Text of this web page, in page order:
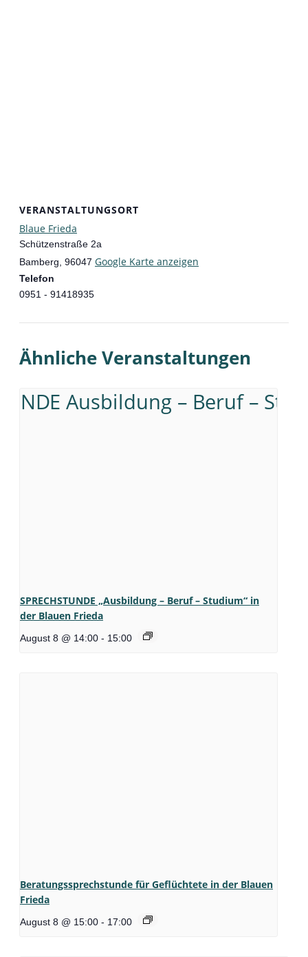
VERANSTALTUNGSORT
Blaue Frieda
Schützenstraße 2a
Bamberg 96047 Google Karte anzeigen
Telefon
0951 - 91418935
Ähnliche Veranstaltungen
SPRECHSTUNDE „Ausbildung – Beruf – Studium“ in
der Blauen Frieda
August 8 @ 14:00 - 15:00
Beratungssprechstunde für Geflüchtete in der Blauen
Frieda
August 8 @ 15:00 - 17:00